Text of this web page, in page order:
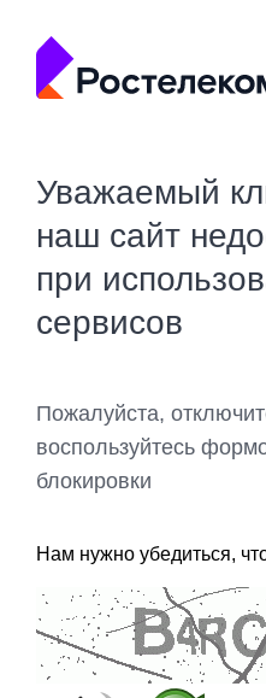
Уважаемый
наш сайт
при
сервисов
Пожалуйста,
воспользуйтесь
блокировки
Нам нужно убедиться,